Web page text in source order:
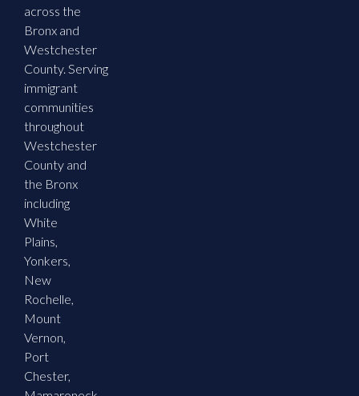
across the
Bronx and
Westchester
County. Serving
immigrant
communities
throughout
Westchester
County and
the Bronx
including
White
Plains,
Yonkers,
New
Rochelle,
Mount
Vernon,
Port
Chester,